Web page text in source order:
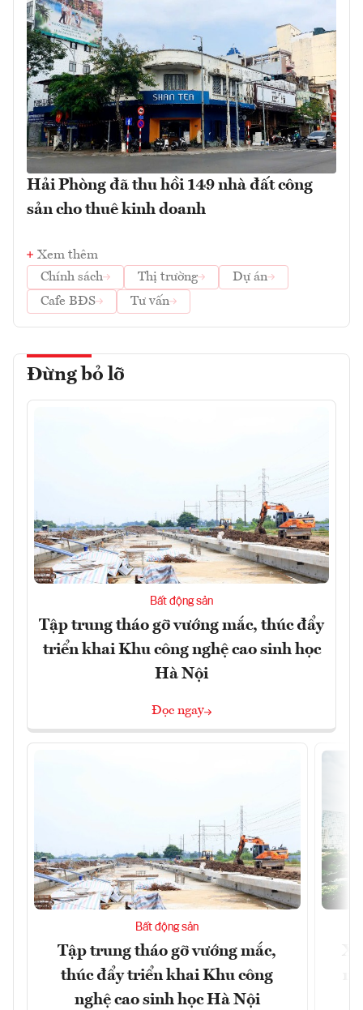
Hải Phòng đã thu hồi 149 nhà đất công
sản cho thuê kinh doanh
Xem thêm
Chính sách
Thị trường
Dự án
Cafe BĐS
Tư vấn
Đừng bỏ lỡ
Bất động sản
Tập trung tháo gỡ vướng mắc, thúc đẩy
triển khai Khu công nghệ cao sinh học
Hà Nội
Đọc ngay
Bất động sản
Tập trung tháo gỡ vướng mắc,
thúc đẩy triển khai Khu công
nghệ cao sinh học Hà Nội